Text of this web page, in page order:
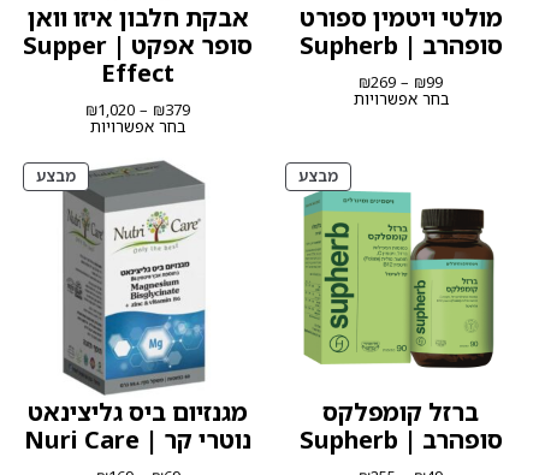
מולטי ויטמין ספורט
סופהרב | Supherb
₪99
–
₪269 טווח
מחירים:בחר אפשרויות
אבקת חלבון איזו וואן
סופר אפקט | Supper
Effect
₪379
–
₪1,020 טווח
עד
בחר אפשרויות
מבצעמוצרים
במבצע
ברזל קומפלקס
סופהרב | Supherb
מבצע
מגנזיום ביס גליצינאט
נוטרי קר | Nuri Care